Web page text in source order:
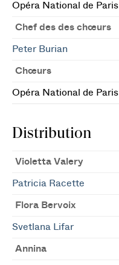
Opéra National de Paris
Chef des des chœurs
Peter Burian
Chœurs
Opéra National de Paris
Distribution
Violetta Valery
Patricia Racette
Flora Bervoix
Svetlana Lifar
Annina